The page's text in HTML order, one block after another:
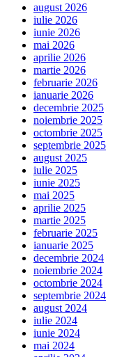
august 2026
iulie 2026
iunie 2026
mai 2026
aprilie 2026
martie 2026
februarie 2026
ianuarie 2026
decembrie 2025
noiembrie 2025
octombrie 2025
septembrie 2025
august 2025
iulie 2025
iunie 2025
mai 2025
aprilie 2025
martie 2025
februarie 2025
ianuarie 2025
decembrie 2024
noiembrie 2024
octombrie 2024
septembrie 2024
august 2024
iulie 2024
iunie 2024
mai 2024